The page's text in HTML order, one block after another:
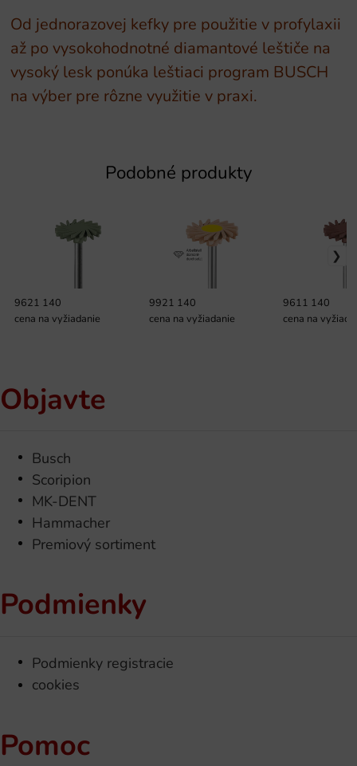
Od jednorazovej kefky pre použitie v profylaxii
až po vysokohodnotné diamantové leštiče na
vysoký lesk ponúka leštiaci program BUSCH
na výber pre rôzne využitie v praxi.
Podobné produkty
9621 140
cena na vyžiadanie
9921 140
cena na vyžiadanie
9611 140
cena na
Objavte
Busch
Scoripion
MK-DENT
Hammacher
Premiový sortiment
Podmienky
Podmienky registracie
cookies
Pomoc